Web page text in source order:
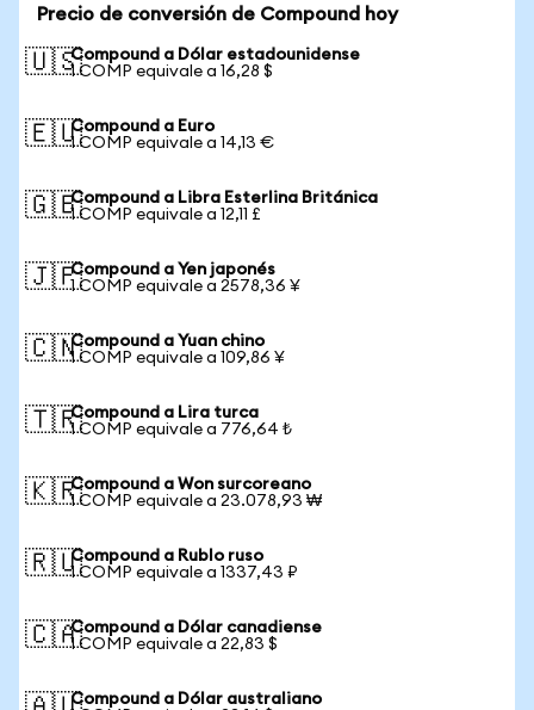
Precio de conversión de Compound hoy
🇺🇸Compound a Dólar estadounidense
1 COMP equivale a 16,28 $
🇪🇺Compound a Euro
1 COMP equivale a 14,13 €
🇬🇧Compound a Libra Esterlina Británica
1 COMP equivale a 12,11 £
🇯🇵Compound a Yen japonés
1 COMP equivale a 2578,36 ¥
🇨🇳Compound a Yuan chino
1 COMP equivale a 109,86 ¥
🇹🇷Compound a Lira turca
1 COMP equivale a 776,64 ₺
🇰🇷Compound a Won surcoreano
1 COMP equivale a 23.078,93 ₩
🇷🇺Compound a Rublo ruso
1 COMP equivale a 1337,43 ₽
🇨🇦Compound a Dólar canadiense
1 COMP equivale a 22,83 $
Compound a Dólar australiano